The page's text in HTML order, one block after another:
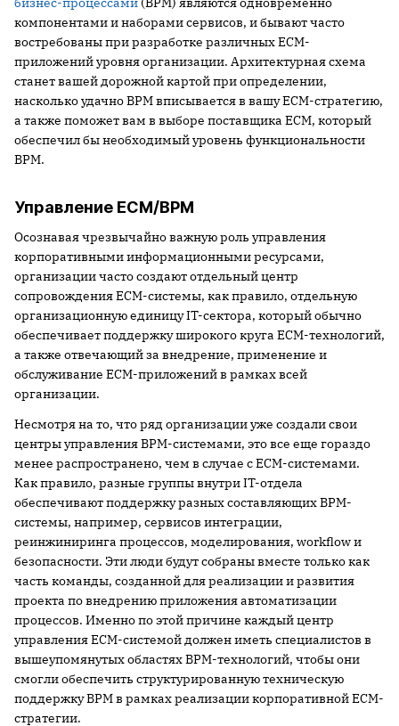
компонентами и наборами сервисов, и бывают часто
востребованы при разработке различных ECM-
приложений уровня организации. Архитектурная схема
станет вашей дорожной картой при определении,
насколько удачно BPM вписывается в вашу ECM-стратегию,
а также поможет вам в выборе поставщика ECM, который
обеспечил бы необходимый уровень функциональности
BPM.
Управление ECM/BPM
Осознавая чрезвычайно важную роль управления
корпоративными информационными ресурсами,
организации часто создают отдельный центр
сопровождения ECM-системы, как правило, отдельную
организационную единицу IT-сектора, который обычно
обеспечивает поддержку широкого круга ECM-технологий,
а также отвечающий за внедрение, применение и
обслуживание ECM-приложений в рамках всей
организации.
Несмотря на то, что ряд организации уже создали свои
центры управления BPM-системами, это все еще гораздо
менее распространено, чем в случае с ECM-системами.
Как правило, разные группы внутри IT-отдела
обеспечивают поддержку разных составляющих BPM-
системы, например, сервисов интеграции,
реинжиниринга процессов, моделирования, workflow и
безопасности. Эти люди будут собраны вместе только как
часть команды, созданной для реализации и развития
проекта по внедрению приложения автоматизации
процессов. Именно по этой причине каждый центр
управления ECM-системой должен иметь специалистов в
вышеупомянутых областях BPM-технологий, чтобы они
смогли обеспечить структурированную техническую
поддержку BPM в рамках реализации корпоративной ECM-
стратегии.